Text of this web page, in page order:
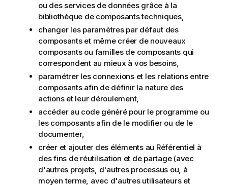
ou des services de données grâce à la
bibliothèque de composants techniques,
changer les paramètres par défaut des
composants et même créer de nouveaux
composants ou familles de composants qui
correspondent au mieux à vos besoins,
paramétrer les connexions et les relations entre
composants afin de définir la nature des
actions et leur déroulement,
accéder au code généré pour le programme ou
les composants afin de le modifier ou de le
documenter,
créer et ajouter des éléments au Référentiel à
des fins de réutilisation et de partage (avec
d'autres projets, d'autres processus ou, à
moyen terme, avec d'autres utilisateurs et